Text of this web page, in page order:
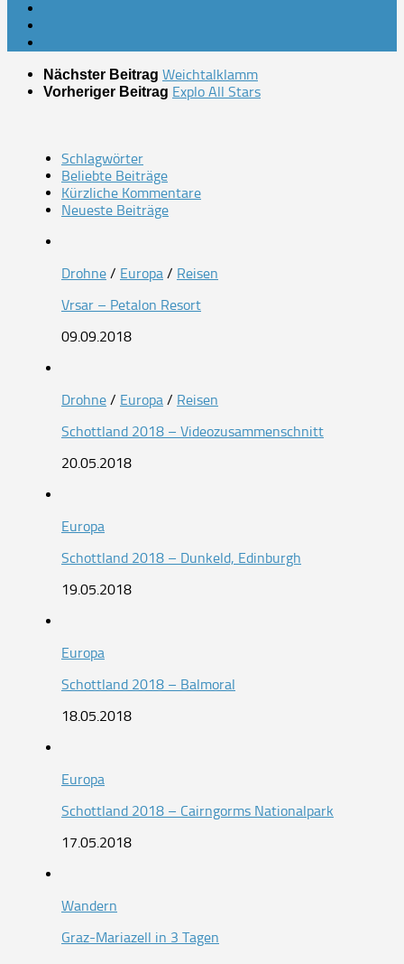
Nächster Beitrag Weichtalklamm
Vorheriger Beitrag Explo All Stars
Schlagwörter
Beliebte Beiträge
Kürzliche Kommentare
Neueste Beiträge
Drohne / Europa / Reisen
Vrsar – Petalon Resort
09.09.2018
Drohne / Europa / Reisen
Schottland 2018 – Videozusammenschnitt
20.05.2018
Europa
Schottland 2018 – Dunkeld, Edinburgh
19.05.2018
Europa
Schottland 2018 – Balmoral
18.05.2018
Europa
Schottland 2018 – Cairngorms Nationalpark
17.05.2018
Wandern
Graz-Mariazell in 3 Tagen